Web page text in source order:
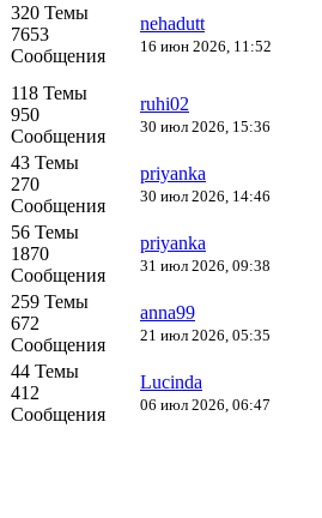
320 Темы
7653
Сообщения
nehadutt
16 июн 2026, 11:52
118 Темы
950
Сообщения
ruhi02
30 июл 2026, 15:36
43 Темы
270
Сообщения
priyanka
30 июл 2026, 14:46
56 Темы
1870
Сообщения
priyanka
31 июл 2026, 09:38
259 Темы
672
Сообщения
anna99
21 июл 2026, 05:35
44 Темы
412
Сообщения
Lucinda
06 июл 2026, 06:47